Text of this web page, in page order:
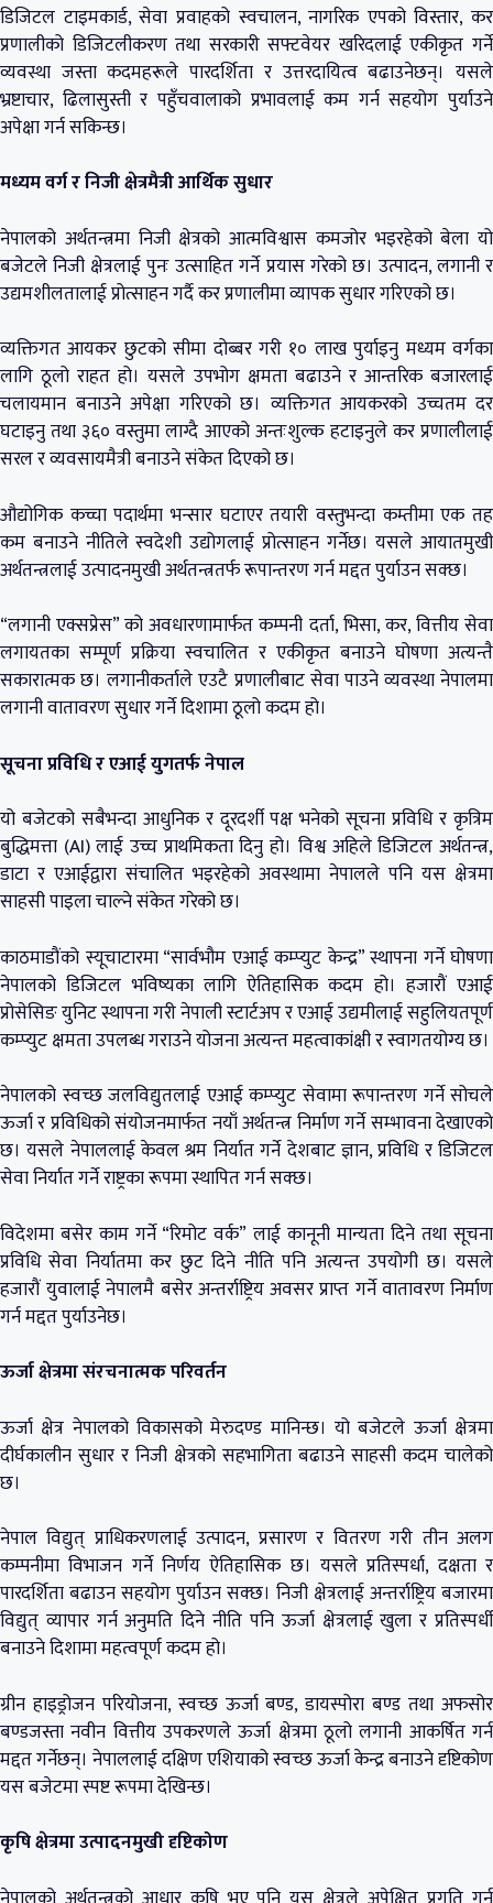
डिजिटल टाइमकार्ड, सेवा प्रवाहको स्वचालन, नागरिक एपको विस्तार, कर
प्रणालीको डिजिटलीकरण तथा सरकारी सफ्टवेयर खरिदलाई एकीकृत गर्ने
व्यवस्था जस्ता कदमहरूले पारदर्शिता र उत्तरदायित्व बढाउनेछन्। यसले
भ्रष्टाचार, ढिलासुस्ती र पहुँचवालाको प्रभावलाई कम गर्न सहयोग पुर्याउने
अपेक्षा गर्न सकिन्छ।
मध्यम वर्ग र निजी क्षेत्रमैत्री आर्थिक सुधार
नेपालको अर्थतन्त्रमा निजी क्षेत्रको आत्मविश्वास कमजोर भइरहेको बेला यो
बजेटले निजी क्षेत्रलाई पुनः उत्साहित गर्ने प्रयास गरेको छ। उत्पादन, लगानी र
उद्यमशीलतालाई प्रोत्साहन गर्दै कर प्रणालीमा व्यापक सुधार गरिएको छ।
व्यक्तिगत आयकर छुटको सीमा दोब्बर गरी १० लाख पुर्याइनु मध्यम वर्गका
लागि ठूलो राहत हो। यसले उपभोग क्षमता बढाउने र आन्तरिक बजारलाई
चलायमान बनाउने अपेक्षा गरिएको छ। व्यक्तिगत आयकरको उच्चतम दर
घटाइनु तथा ३६० वस्तुमा लाग्दै आएको अन्तःशुल्क हटाइनुले कर प्रणालीलाई
सरल र व्यवसायमैत्री बनाउने संकेत दिएको छ।
औद्योगिक कच्चा पदार्थमा भन्सार घटाएर तयारी वस्तुभन्दा कम्तीमा एक तह
कम बनाउने नीतिले स्वदेशी उद्योगलाई प्रोत्साहन गर्नेछ। यसले आयातमुखी
अर्थतन्त्रलाई उत्पादनमुखी अर्थतन्त्रतर्फ रूपान्तरण गर्न मद्दत पुर्याउन सक्छ।
“लगानी एक्सप्रेस” को अवधारणामार्फत कम्पनी दर्ता, भिसा, कर, वित्तीय सेवा
लगायतका सम्पूर्ण प्रक्रिया स्वचालित र एकीकृत बनाउने घोषणा अत्यन्तै
सकारात्मक छ। लगानीकर्ताले एउटै प्रणालीबाट सेवा पाउने व्यवस्था नेपालमा
लगानी वातावरण सुधार गर्ने दिशामा ठूलो कदम हो।
सूचना प्रविधि र एआई युगतर्फ नेपाल
यो बजेटको सबैभन्दा आधुनिक र दूरदर्शी पक्ष भनेको सूचना प्रविधि र कृत्रिम
बुद्धिमत्ता (AI) लाई उच्च प्राथमिकता दिनु हो। विश्व अहिले डिजिटल अर्थतन्त्र,
डाटा र एआईद्वारा संचालित भइरहेको अवस्थामा नेपालले पनि यस क्षेत्रमा
साहसी पाइला चाल्ने संकेत गरेको छ।
काठमाडौंको स्यूचाटारमा “सार्वभौम एआई कम्प्युट केन्द्र” स्थापना गर्ने घोषणा
नेपालको डिजिटल भविष्यका लागि ऐतिहासिक कदम हो। हजारौं एआई
प्रोसेसिङ युनिट स्थापना गरी नेपाली स्टार्टअप र एआई उद्यमीलाई सहुलियतपूर्ण
कम्प्युट क्षमता उपलब्ध गराउने योजना अत्यन्त महत्वाकांक्षी र स्वागतयोग्य छ।
नेपालको स्वच्छ जलविद्युतलाई एआई कम्प्युट सेवामा रूपान्तरण गर्ने सोचले
ऊर्जा र प्रविधिको संयोजनमार्फत नयाँ अर्थतन्त्र निर्माण गर्ने सम्भावना देखाएको
छ। यसले नेपाललाई केवल श्रम निर्यात गर्ने देशबाट ज्ञान, प्रविधि र डिजिटल
सेवा निर्यात गर्ने राष्ट्रका रूपमा स्थापित गर्न सक्छ।
विदेशमा बसेर काम गर्ने “रिमोट वर्क” लाई कानूनी मान्यता दिने तथा सूचना
प्रविधि सेवा निर्यातमा कर छुट दिने नीति पनि अत्यन्त उपयोगी छ। यसले
हजारौं युवालाई नेपालमै बसेर अन्तर्राष्ट्रिय अवसर प्राप्त गर्ने वातावरण निर्माण
गर्न मद्दत पुर्याउनेछ।
ऊर्जा क्षेत्रमा संरचनात्मक परिवर्तन
ऊर्जा क्षेत्र नेपालको विकासको मेरुदण्ड मानिन्छ। यो बजेटले ऊर्जा क्षेत्रमा
दीर्घकालीन सुधार र निजी क्षेत्रको सहभागिता बढाउने साहसी कदम चालेको
छ।
नेपाल विद्युत् प्राधिकरणलाई उत्पादन, प्रसारण र वितरण गरी तीन अलग
कम्पनीमा विभाजन गर्ने निर्णय ऐतिहासिक छ। यसले प्रतिस्पर्धा, दक्षता र
पारदर्शिता बढाउन सहयोग पुर्याउन सक्छ। निजी क्षेत्रलाई अन्तर्राष्ट्रिय बजारमा
विद्युत् व्यापार गर्न अनुमति दिने नीति पनि ऊर्जा क्षेत्रलाई खुला र प्रतिस्पर्धी
बनाउने दिशामा महत्वपूर्ण कदम हो।
ग्रीन हाइड्रोजन परियोजना, स्वच्छ ऊर्जा बण्ड, डायस्पोरा बण्ड तथा अफसोर
बण्डजस्ता नवीन वित्तीय उपकरणले ऊर्जा क्षेत्रमा ठूलो लगानी आकर्षित गर्न
मद्दत गर्नेछन्। नेपाललाई दक्षिण एशियाको स्वच्छ ऊर्जा केन्द्र बनाउने दृष्टिकोण
यस बजेटमा स्पष्ट रूपमा देखिन्छ।
कृषि क्षेत्रमा उत्पादनमुखी दृष्टिकोण